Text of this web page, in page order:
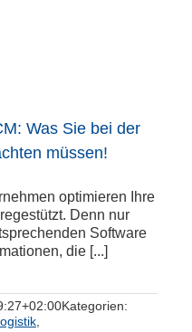
Was Sie bei der
müssen!
optimieren Ihre
Denn nur
Software
die [...]
Kategorien: